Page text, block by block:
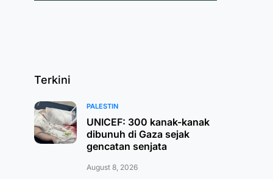
Terkini
PALESTIN
UNICEF: 300 kanak-kanak
dibunuh di Gaza sejak
gencatan senjata
August 8, 2026